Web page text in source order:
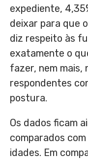
expediente,
deixar para que
diz respeito às
exatamente o
fazer, nem mais,
respondentes
postura.
Os dados ficam
comparados
idades. Em